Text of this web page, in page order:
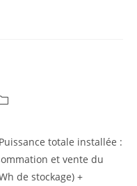
totale installée :
et vente du
de stockage) +